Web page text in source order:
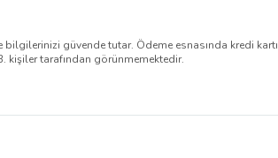
güvende tutar. Ödeme esnasında kredi kartı
kişiler tarafından görünmemektedir.